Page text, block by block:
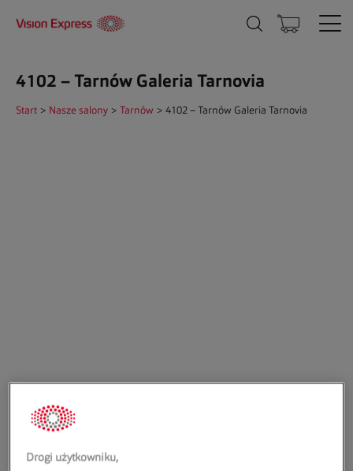
4102 – Tarnów Galeria Tarnovia
Start > Nasze salony > Tarnów > 4102 – Tarnów Galeria Tarnovia
Adres:
Drogi użytkowniku,